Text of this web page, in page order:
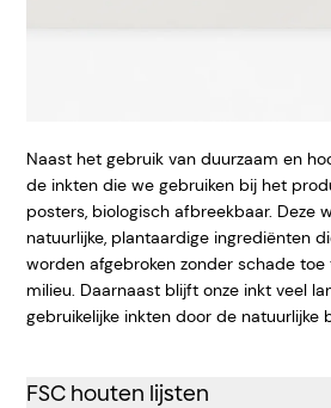
Naast het gebruik van duurzaam en
de inkten die we gebruiken bij het
posters, biologisch afbreekbaar. Deze
natuurlijke, plantaardige ingrediënten
worden afgebroken zonder schade
milieu. Daarnaast blijft onze inkt veel
gebruikelijke inkten door de natuurlijke
FSC houten lijsten